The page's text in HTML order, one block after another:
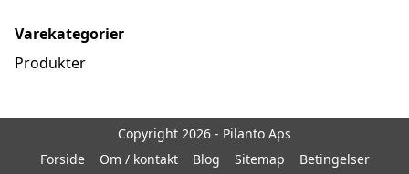
Varekategorier
Produkter
Copyright 2026 - Pilanto Aps
Forside
Om / kontakt Blog Sitemap Betingelser